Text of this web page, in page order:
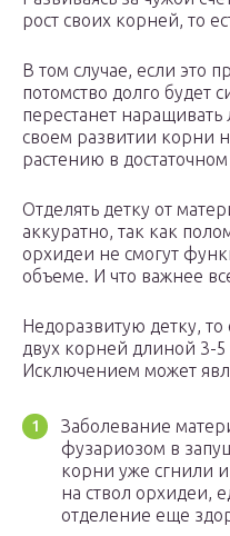
рост своих корней, то
В том случае, если это
потомство долго будет
перестанет
своем развитии корни
растению в
Отделять детку от
аккуратно, так как
орхидеи не смогут
объеме. И что важнее
Недоразвитую детку,
двух корней длиной 3-5
Исключением может
Заболевание
фузариозом в
корни уже сгнили
на ствол орхидеи,
отделение еще